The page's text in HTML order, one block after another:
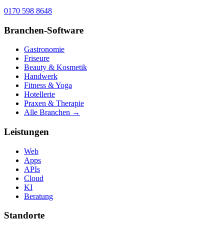
0170 598 8648
Branchen-Software
Gastronomie
Friseure
Beauty & Kosmetik
Handwerk
Fitness & Yoga
Hotellerie
Praxen & Therapie
Alle Branchen →
Leistungen
Web
Apps
APIs
Cloud
KI
Beratung
Standorte